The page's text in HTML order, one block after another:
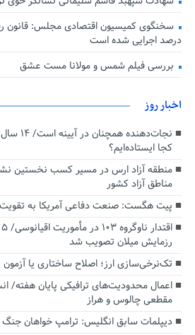
درصد اجرایی شده است
بررسی فیلم شمس و مولانا مست عشق
اخبار روز
کجا ایستاده‌ایم؟
منطقه آزاد ارس در مسیر کسب نخستین
مناطق آزاد کشور
پیت هگست: صنعت دفاعی آمریکا به تقویت
رزمایش میلان تصویب شد
تک‌نرخی‌سازی ارز؛ اصلاح ساختاری یا
اعمال محدودیت‌های ترافیکی پایان هفته/
مقطعی چالوس و هراز
دیپلمات سابق انگلیس:‌ ترامپ خواهان جنگ